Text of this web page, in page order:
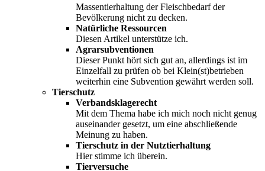
Massentierhaltung der Fleischbedarf der
Bevölkerung nicht zu decken.
Natürliche Ressourcen
Diesen Artikel unterstütze ich.
Agrarsubventionen
Dieser Punkt hört sich gut an, allerdings ist im
Einzelfall zu prüfen ob bei Klein(st)betrieben
weiterhin eine Subvention gewährt werden soll.
Tierschutz
Verbandsklagerecht
Mit dem Thema habe ich mich noch nicht genug
auseinander gesetzt, um eine abschließende
Meinung zu haben.
Tierschutz in der Nutztierhaltung
Hier stimme ich überein.
Tierversuche